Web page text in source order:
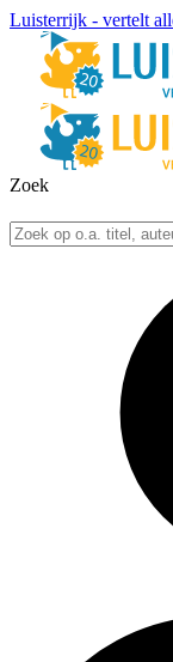
Luisterrijk - vertelt
Zoek